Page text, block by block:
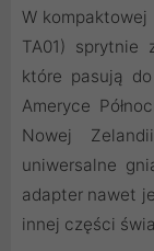
W kompaktowej
TA01) sprytnie
które pasują
Ameryce
Nowej
uniwersalne
adapter nawet
innej części